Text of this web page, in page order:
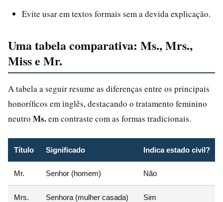
Evite usar em textos formais sem a devida explicação.
Uma tabela comparativa: Ms., Mrs.,
Miss e Mr.
A tabela a seguir resume as diferenças entre os principais
honoríficos em inglês, destacando o tratamento feminino
neutro Ms.em contraste com as formas tradicionais.
Título Significado Indica estado civil?
Mr. Senhor (homem) Não
Mrs. Senhora (mulher casada) Sim